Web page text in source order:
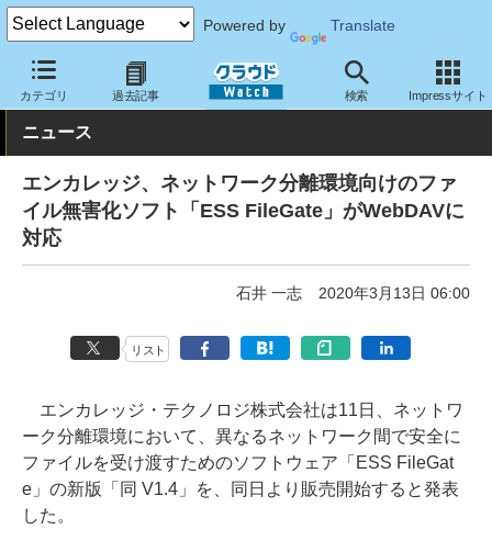
Powered by Translate
カテゴリ 過去記事 検索 Impressサイト
クラウド Watch セキュリティ セキュリティソフト
ニュース
エンカレッジ、ネットワーク分離環境向けのファ
イル無害化ソフト「ESS FileGate」がWebDAVに
対応
石井 一志 2020年3月13日 06:00
リスト
エンカレッジ・テクノロジ株式会社は11日、ネットワ
ーク分離環境において、異なるネットワーク間で安全に
ファイルを受け渡すためのソフトウェア「ESS FileGat
e」の新版「同 V1.4」を、同日より販売開始すると発表
した。